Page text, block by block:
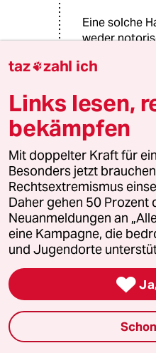
Eine solche
weder
zufrieden
erteilen
aus
andere
vertreten,
öffentlich
K Kagel
12.01.2024 ,
@Georg
Israel. Das
taz zahl ich
Links lesen,
bekämpfen
Mit doppelter Kraft für
Besonders jetzt
Rechtsextremismus
Daher gehen 50 Prozent
Neuanmeldungen an
eine Kampagne, die
und Jugendorte
